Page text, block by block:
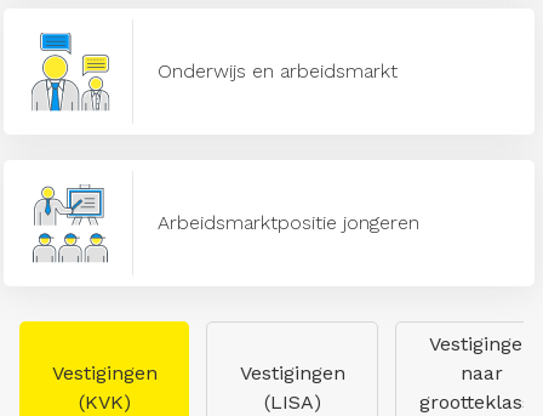
Onderwijs en arbeidsmarkt
Arbeidsmarktpositie jongeren
Vestigingen
(KVK)
Vestigingen
(LISA)
Vestigingen
naar
grootteklasse